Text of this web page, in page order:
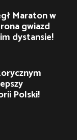
Maraton w
gwiazd
dystansie!
Polski!